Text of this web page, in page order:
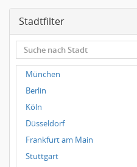
Stadtfilter
München
Berlin
Köln
Düsseldorf
Frankfurt am Main
Stuttgart